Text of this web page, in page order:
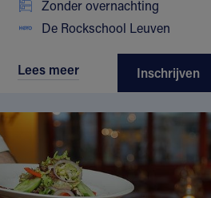
Zonder overnachting
De Rockschool Leuven
Lees meer Inschrijven